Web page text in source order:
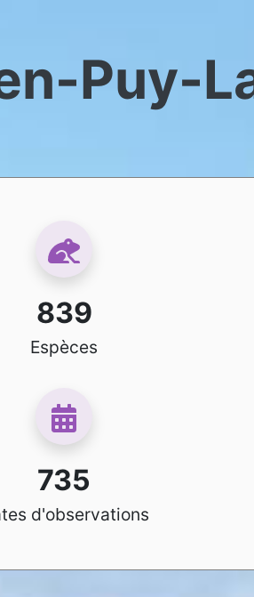
Puy-
839
Espèces
735
d'observations